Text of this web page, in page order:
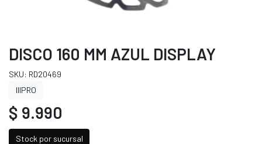
DISCO 160 MM AZUL DISPLAY
SKU: RD20469
IIIPRO
$ 9.990
Stock por sucursal